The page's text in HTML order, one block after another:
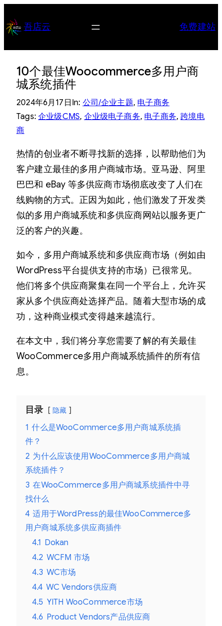
至
吾店云 免费建站
10个最佳Woocommerce多用户商
城系统插件
2024年6月17日 In: 公司/企业主题, 电子商务
Tags:企业级CMS, 企业级电子商务, 电子商务, 跨境电
商
热情的创业者不断寻找新的选择，以帮助他们为
客户建立最佳的多用户商城市场。亚马逊、阿里
巴巴和 eBay 等多供应商市场彻底改变了人们在
线购物的方式。正因为如此，他们激发了开发类
似的多用户商城系统和多供应商网站以服务更广
泛的客户的兴趣。
如今，多用户商城系统和多供应商市场（例如由
WordPress平台提供支持的市场）已很常见。
他们将多个供应商聚集在同一个平台上，允许买
家从多个供应商处选择产品。随着大型市场的成
功，这种商业模式变得越来越流行。
在本文中，我们将分享您需要了解的有关最佳
WooCommerce多用户商城系统插件的所有信
息。
目录 隐藏
1 什么是WooCommerce多用户商城系统插
件？
2 为什么应该使用WooCommerce多用户商城
系统插件？
3 在WooCommerce多用户商城系统插件中寻
找什么
4 适用于WordPress的最佳WooCommerce多
用户商城系统多供应商插件
4.1 Dokan
4.2 WCFM 市场
4.3 WC市场
4.4 WC Vendors供应商
4.5 YITH WooCommerce市场
4.6 Product Vendors产品供应商